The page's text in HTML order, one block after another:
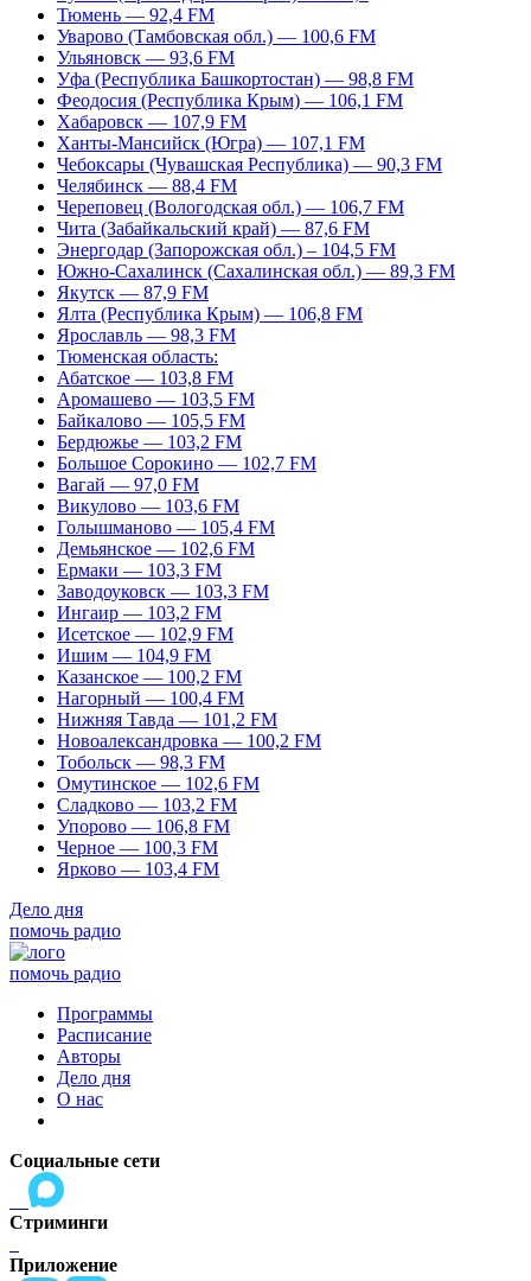
Тюмень — 92,4 FM
Уварово (Тамбовская обл.) — 100,6 FM
Ульяновск — 93,6 FM
Уфа (Республика Башкортостан) — 98,8 FM
Феодосия (Республика Крым) — 106,1 FM
Хабаровск — 107,9 FM
Ханты-Мансийск (Югра) — 107,1 FM
Чебоксары (Чувашская Республика) — 90,3 FM
Челябинск — 88,4 FM
Череповец (Вологодская обл.) — 106,7 FM
Чита (Забайкальский край) — 87,6 FM
Энергодар (Запорожская обл.) – 104,5 FM
Южно-Сахалинск (Сахалинская обл.) — 89,3 FM
Якутск — 87,9 FM
Ялта (Республика Крым) — 106,8 FM
Ярославль — 98,3 FM
Тюменская область:
Абатское — 103,8 FM
Аромашево — 103,5 FM
Байкалово — 105,5 FM
Бердюжье — 103,2 FM
Большое Сорокино — 102,7 FM
Вагай — 97,0 FM
Викулово — 103,6 FM
Голышманово — 105,4 FM
Демьянское — 102,6 FM
Ермаки — 103,3 FM
Заводоуковск — 103,3 FM
Ингаир — 103,2 FM
Исетское — 102,9 FM
Ишим — 104,9 FM
Казанское — 100,2 FM
Нагорный — 100,4 FM
Нижняя Тавда — 101,2 FM
Новоалександровка — 100,2 FM
Тобольск — 98,3 FM
Омутинское — 102,6 FM
Сладково — 103,2 FM
Упорово — 106,8 FM
Черное — 100,3 FM
Ярково — 103,4 FM
Дело дня
помочь радио
помочь радио
Программы
Расписание
Авторы
Дело дня
О нас
Социальные сети
Стриминги
Приложение